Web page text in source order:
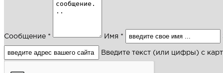
Сообщение * Имя *
Введите текст (или цифры) с